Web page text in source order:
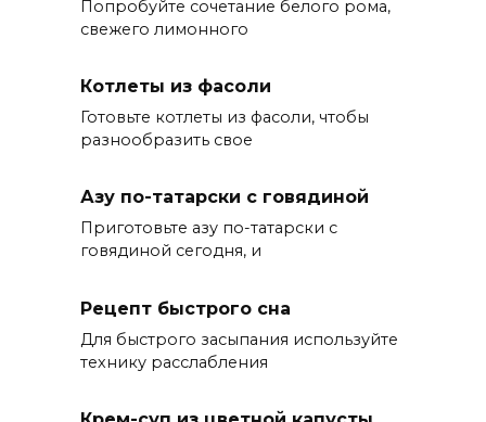
Попробуйте сочетание белого рома,
свежего лимонного
Котлеты из фасоли
Готовьте котлеты из фасоли, чтобы
разнообразить свое
Азу по-татарски с говядиной
Приготовьте азу по-татарски с
говядиной сегодня, и
Рецепт быстрого сна
Для быстрого засыпания используйте
технику расслабления